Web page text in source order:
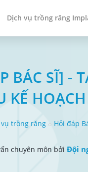
Dịch vụ trồng răng
BÁC SĨ] -
KẾ
trồng răng Hỏi đáp
chuyên môn bởi Đội